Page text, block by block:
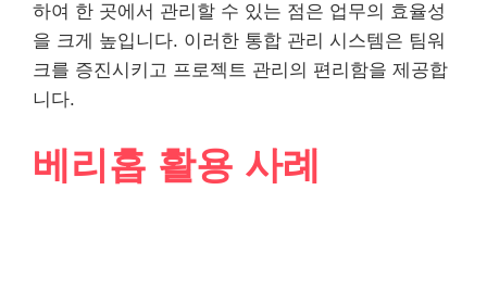
하여 한 곳에서 관리할 수 있는 점은 업무의 효율성
을 크게 높입니다. 이러한 통합 관리 시스템은 팀워
크를 증진시키고 프로젝트 관리의 편리함을 제공합
니다.
베리홉 활용 사례